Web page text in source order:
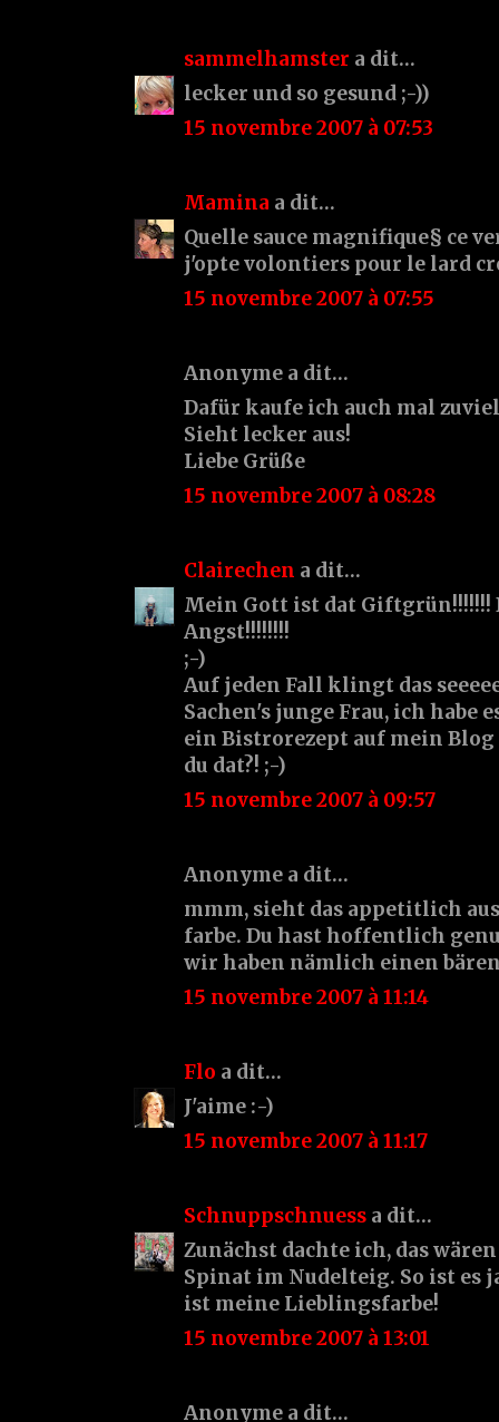
sammelhamster a dit…
lecker und so gesund ;-))
15 novembre 2007 à 07:53
Mamina a dit…
Quelle sauce magnifique§ ce
j'opte volontiers pour le lard
15 novembre 2007 à 07:55
Anonyme a dit…
Dafür kaufe ich auch mal
Sieht lecker aus!
Liebe Grüße
15 novembre 2007 à 08:28
Clairechen a dit…
Mein Gott ist dat Giftgrün!!!!!!!
Angst!!!!!!!!
;-)
Auf jeden Fall klingt das
Sachen's junge Frau, ich habe
ein Bistrorezept auf mein Blog
du dat?! ;-)
15 novembre 2007 à 09:57
Anonyme a dit…
mmm, sieht das appetitlich
farbe. Du hast hoffentlich
wir haben nämlich einen
15 novembre 2007 à 11:14
Flo a dit…
J'aime :-)
15 novembre 2007 à 11:17
Schnuppschnuess a dit…
Zunächst dachte ich, das
Spinat im Nudelteig. So ist es
ist meine Lieblingsfarbe!
15 novembre 2007 à 13:01
Anonyme a dit…